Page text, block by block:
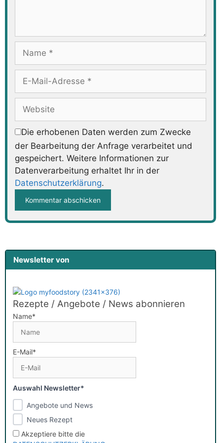
Mail-
Adresse
Die erhobenen Daten werden zum Zwecke
der Bearbeitung der Anfrage verarbeitet und
gespeichert. Weitere Informationen zur
Datenverarbeitung erhaltet Ihr in der
Datenschutzerklärung.
Newsletter von
Rezepte / Angebote / News abonnieren
Name*
E-Mail*
Auswahl Newsletter*
Angebote und News
Neues Rezept
Akzeptiere bitte die